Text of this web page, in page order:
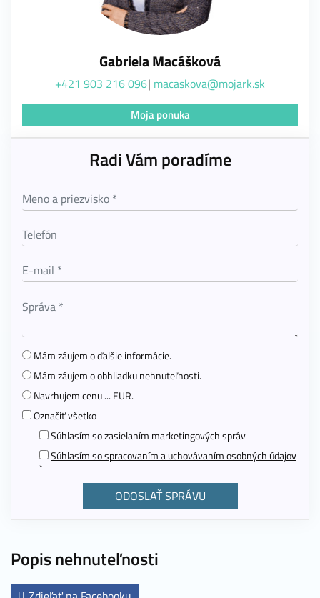
Popis nehnuteľnosti
Gabriela Macášková
+421 903 216 096 macaskova@mojark.sk
Moja ponuka
Radi Vám poradíme
Mám záujem o ďalšie informácie.
Mám záujem o obhliadku nehnuteľnosti.
Navrhujem cenu ... EUR.
Označiť všetko
Súhlasím so zasielaním marketingových správ
Súhlasím so spracovaním a uchovávaním osobných údajov
*